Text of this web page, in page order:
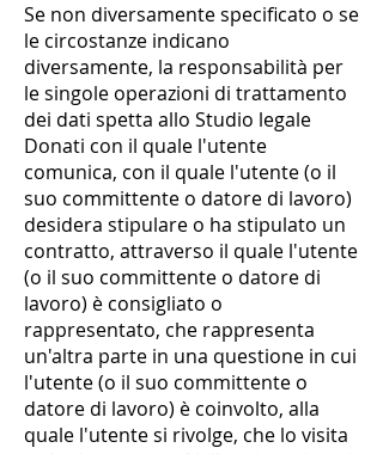
Se non diversamente specificato o se
le circostanze indicano
diversamente, la responsabilità per
le singole operazioni di trattamento
dei dati spetta allo Studio legale
Donati con il quale l'utente
comunica, con il quale l'utente (o il
suo committente o datore di lavoro)
desidera stipulare o ha stipulato un
contratto, attraverso il quale l'utente
(o il suo committente o datore di
lavoro) è consigliato o
rappresentato, che rappresenta
un'altra parte in una questione in cui
l'utente (o il suo committente o
datore di lavoro) è coinvolto, alla
quale l'utente si rivolge, che lo visita